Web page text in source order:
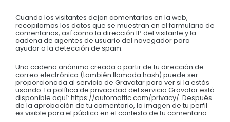
Cuando los visitantes dejan comentarios en la web,
recopilamos los datos que se muestran en el formulario de
comentarios, así como la dirección IP del visitante y la
cadena de agentes de usuario del navegador para
ayudar a la detección de spam.
Una cadena anónima creada a partir de tu dirección de
correo electrónico (también llamada hash) puede ser
proporcionada al servicio de Gravatar para ver si la estás
usando. La política de privacidad del servicio Gravatar está
disponible aquí: https://automattic.com/privacy/. Después
de la aprobación de tu comentario, la imagen de tu perfil
es visible para el público en el contexto de tu comentario.